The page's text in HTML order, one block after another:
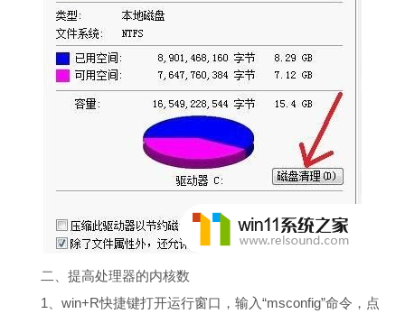
二、提高处理器的内核数
1、win+R快捷键打开运行窗口，输入“msconfig”命令，点